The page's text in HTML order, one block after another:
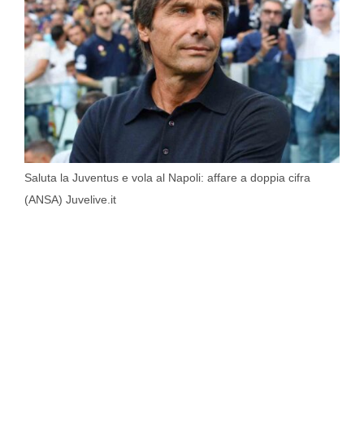
Saluta la Juventus e vola al Napoli: affare a doppia cifra
(ANSA) Juvelive.it